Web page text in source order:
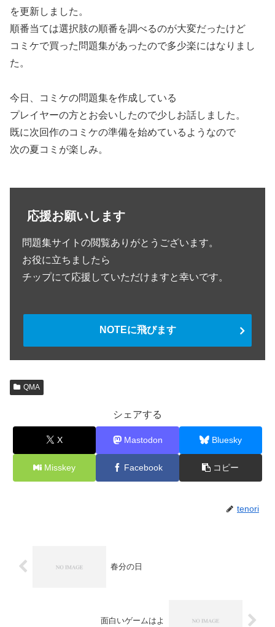
を更新しました。
順番当ては選択肢の順番を調べるのが大変だったけど
コミケで買った問題集があったので多少楽にはなりまし
た。
今日、コミケの問題集を作成している
プレイヤーの方とお会いしたので少しお話しました。
既に次回作のコミケの準備を始めているようなので
次の夏コミが楽しみ。
応援お願いします
問題集サイトの閲覧ありがとうございます。
お役に立ちましたら
チップにて応援していただけますと幸いです。
NOTEに飛びます
QMA
シェアする
X Mastodon Bluesky
Misskey Facebook コピー
tenori
春分の日
面白いゲームはよ